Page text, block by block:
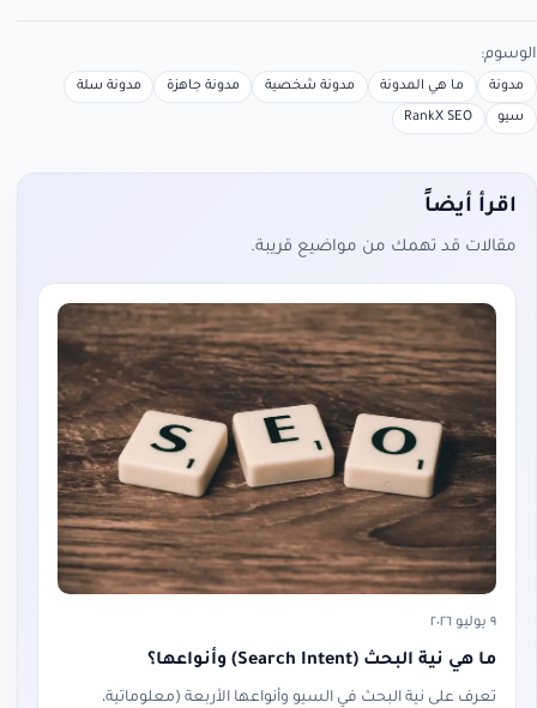
الوسوم:
مدونة ما هي المدونة مدونة شخصية مدونة جاهزة مدونة سلة
سيو RankX SEO
اقرأ أيضاً
مقالات قد تهمك من مواضيع قريبة.
٩ يوليو ٢٠٢٦
ما هي نية البحث (Search Intent) وأنواعها؟
تعرف على نية البحث في السيو وأنواعها الأربعة (معلوماتية،